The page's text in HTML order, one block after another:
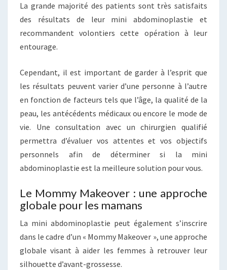
La grande majorité des patients sont très satisfaits
des résultats de leur mini abdominoplastie et
recommandent volontiers cette opération à leur
entourage.
Cependant, il est important de garder à l’esprit que
les résultats peuvent varier d’une personne à l’autre
en fonction de facteurs tels que l’âge, la qualité de la
peau, les antécédents médicaux ou encore le mode de
vie. Une consultation avec un chirurgien qualifié
permettra d’évaluer vos attentes et vos objectifs
personnels afin de déterminer si la mini
abdominoplastie est la meilleure solution pour vous.
Le Mommy Makeover : une approche
globale pour les mamans
La mini abdominoplastie peut également s’inscrire
dans le cadre d’un « Mommy Makeover », une approche
globale visant à aider les femmes à retrouver leur
silhouette d’avant-grossesse.